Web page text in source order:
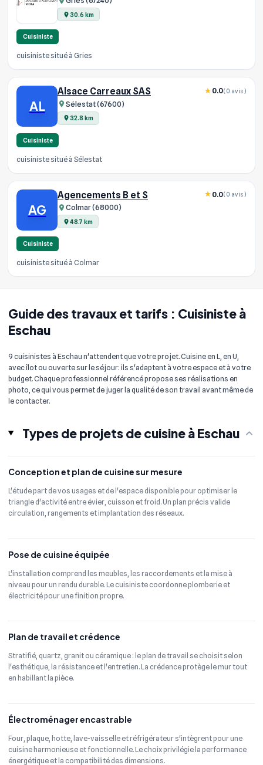
Guide des travaux et tarifs : Cuisiniste à
Eschau
9 cuisinistes à Eschau n'attendent que votre projet. Cuisine en L, en U,
avec îlot ou ouverte sur le séjour: ils s'adaptent à votre espace et à votre
budget. Chaque professionnel référencé propose ses réalisations en
photo, ce qui vous permet de juger la qualité de son travail avant même de
le contacter.
Types de projets de cuisine à Eschau
Conception et plan de cuisine sur mesure
L'étude part de vos usages et de l'espace disponible pour optimiser le
triangle d'activité entre évier, cuisson et froid. Un plan précis valide
circulation, rangements et implantation des réseaux.
Pose de cuisine équipée
L'installation comprend les meubles, les raccordements et la mise à
niveau pour un rendu durable. Le cuisiniste coordonne plomberie et
électricité pour une finition propre.
Plan de travail et crédence
Stratifié, quartz, granit ou céramique : le plan de travail se choisit selon
l'esthétique, la résistance et l'entretien. La crédence protège le mur tout
en habillant la pièce.
Électroménager encastrable
Four, plaque, hotte, lave-vaisselle et réfrigérateur s'intègrent pour une
cuisine harmonieuse et fonctionnelle. Le choix privilégie la performance
énergétique et la compatibilité des dimensions.
30.6 km
Cuisiniste
cuisiniste situé à Gries
AL
Alsace Carreaux SAS
Sélestat (67600)
32.8 km
0.0(0 avis)
Cuisiniste
cuisiniste situé à Sélestat
AG
Agencements B et S
Colmar (68000)
48.7 km
0.0(0 avis)
Cuisiniste
cuisiniste situé à Colmar